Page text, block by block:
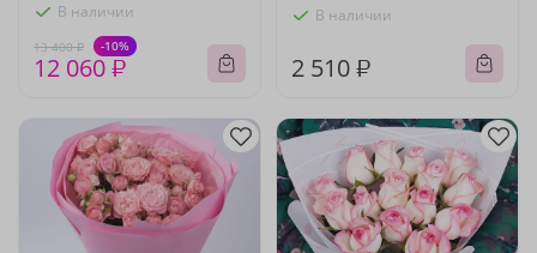
В наличии
13 400 ₽ -10%
12 060 ₽
В наличии
2 510 ₽